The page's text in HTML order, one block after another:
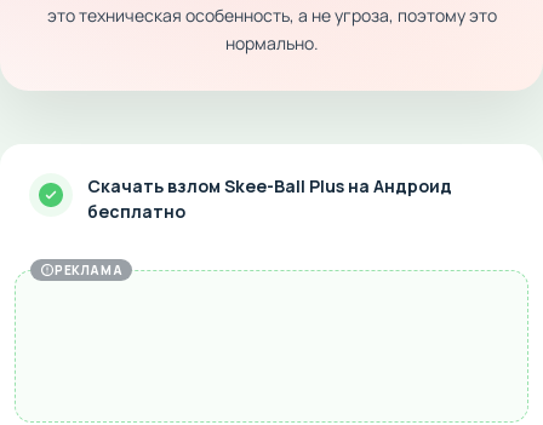
это техническая особенность, а не угроза, поэтому это
нормально.
Скачать взлом Skee-Ball Plus на Андроид
бесплатно
РЕКЛАМА